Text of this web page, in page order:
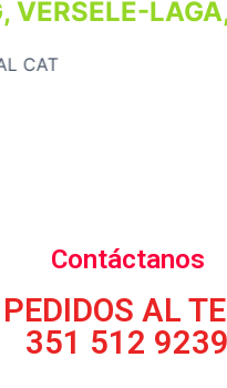
VERSELE-
Contáctanos
PEDIDOS AL
351 512 9239